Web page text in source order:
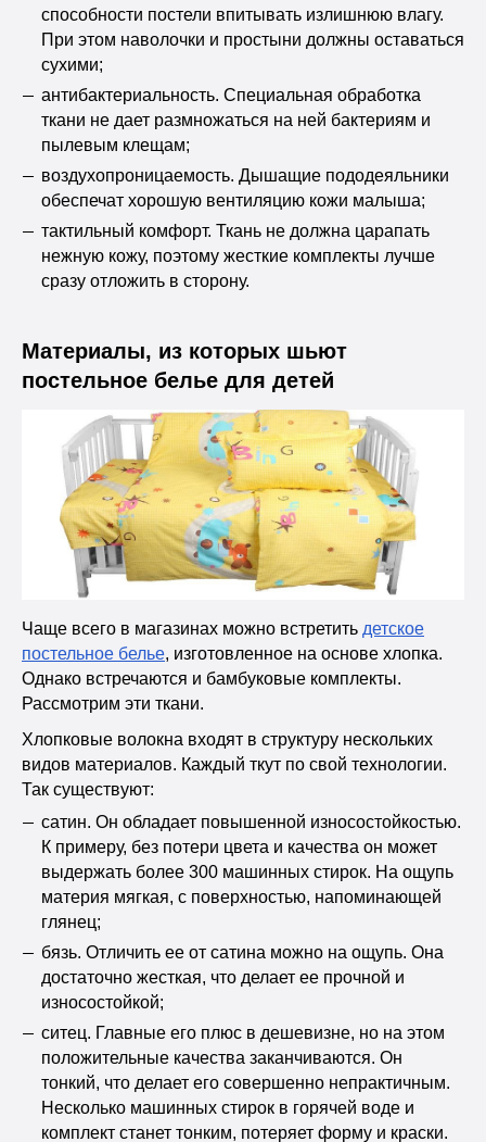
способности постели впитывать излишнюю влагу.
При этом наволочки и простыни должны оставаться
сухими;
антибактериальность. Специальная обработка
ткани не дает размножаться на ней бактериям и
пылевым клещам;
воздухопроницаемость. Дышащие пододеяльники
обеспечат хорошую вентиляцию кожи малыша;
тактильный комфорт. Ткань не должна царапать
нежную кожу, поэтому жесткие комплекты лучше
сразу отложить в сторону.
Материалы, из которых шьют
постельное белье для детей
Чаще всего в магазинах можно встретить детское
постельное белье, изготовленное на основе хлопка.
Однако встречаются и бамбуковые комплекты.
Рассмотрим эти ткани.
Хлопковые волокна входят в структуру нескольких
видов материалов. Каждый ткут по свой технологии.
Так существуют:
сатин. Он обладает повышенной износостойкостью.
К примеру, без потери цвета и качества он может
выдержать более 300 машинных стирок. На ощупь
материя мягкая, с поверхностью, напоминающей
глянец;
бязь. Отличить ее от сатина можно на ощупь. Она
достаточно жесткая, что делает ее прочной и
износостойкой;
ситец. Главные его плюс в дешевизне, но на этом
положительные качества заканчиваются. Он
тонкий, что делает его совершенно непрактичным.
Несколько машинных стирок в горячей воде и
комплект станет тонким, потеряет форму и краски.